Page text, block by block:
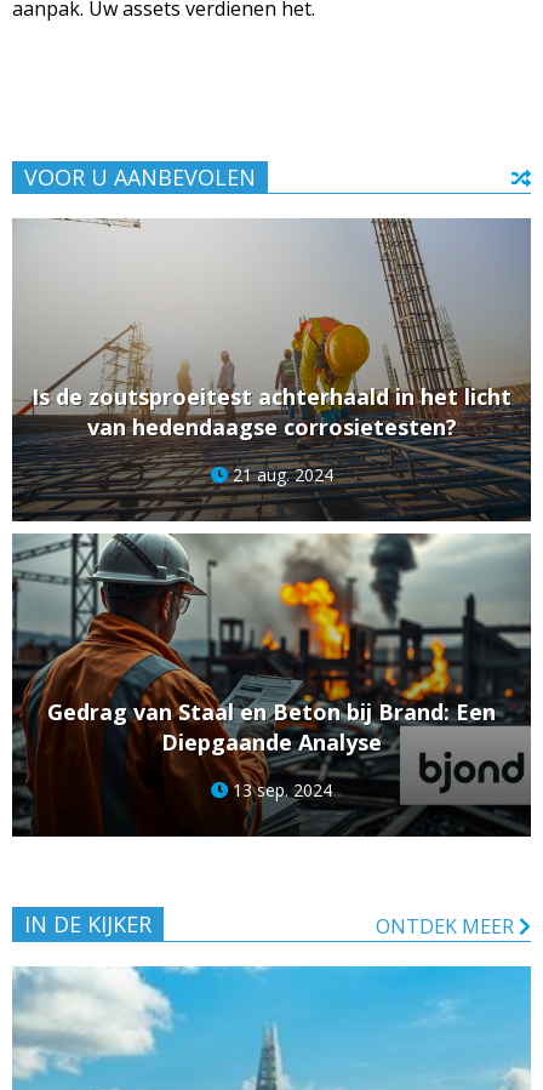
aanpak. Uw assets verdienen het.
VOOR U AANBEVOLEN
Is de zoutsproeitest achterhaald in het licht
van hedendaagse corrosietesten?
21 aug. 2024
Gedrag van Staal en Beton bij Brand: Een
Diepgaande Analyse
13 sep. 2024
IN DE KIJKER ONTDEK MEER